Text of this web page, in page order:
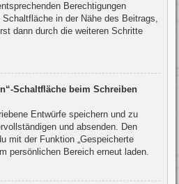
Berechtigungen
in der Nähe des Beitrags,
dann durch die weiteren Schritte
Schaltfläche beim Schreiben
Entwürfe speichern und zu
und absenden. Den
mit der Funktion „Gespeicherte
persönlichen Bereich erneut laden.